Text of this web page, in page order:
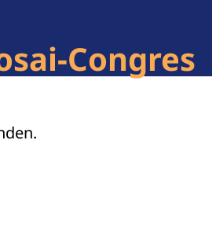
Congres